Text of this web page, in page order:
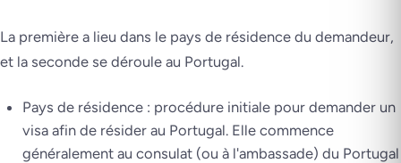
La première a lieu dans le pays de résidence du demandeur,
et la seconde se déroule au Portugal.
Pays de résidence : procédure initiale pour demander un
visa afin de résider au Portugal. Elle commence
généralement au consulat (ou à l'ambassade) du Portugal